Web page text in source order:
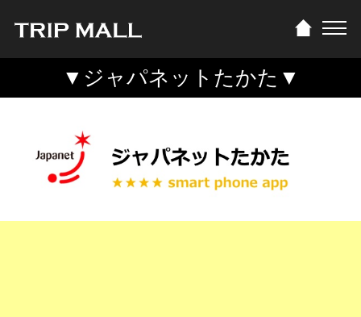
▼ジャパネットたかた▼